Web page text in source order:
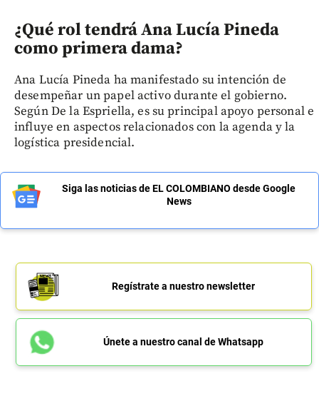
¿Qué rol tendrá Ana Lucía Pineda
como primera dama?
Ana Lucía Pineda ha manifestado su intención de
desempeñar un papel activo durante el gobierno.
Según De la Espriella, es su principal apoyo personal e
influye en aspectos relacionados con la agenda y la
logística presidencial.
Siga las noticias de EL COLOMBIANO desde Google
News
Regístrate a nuestro newsletter
Únete a nuestro canal de Whatsapp